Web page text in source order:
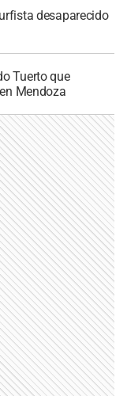
desaparecido
Tuerto que
Mendoza